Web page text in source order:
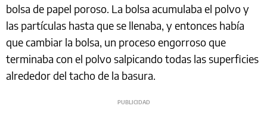
bolsa de papel poroso. La bolsa acumulaba el polvo y
las partículas hasta que se llenaba, y entonces había
que cambiar la bolsa, un proceso engorroso que
terminaba con el polvo salpicando todas las superficies
alrededor del tacho de la basura.